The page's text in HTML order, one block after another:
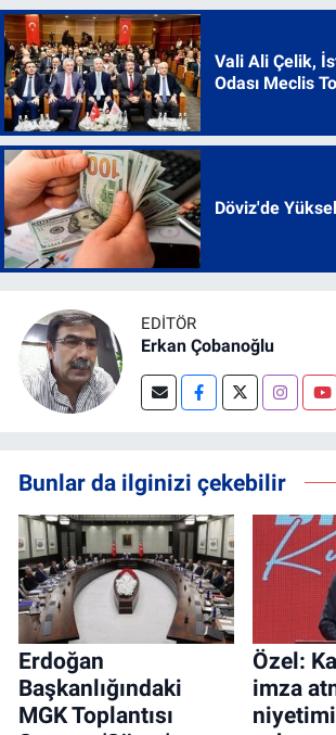
Vali Ali Çelik,
Odası Meclis
Döviz'de
EDITÖR
Erkan Çobanoğlu
Bunlar da ilginizi çekebilir
Erdoğan
Başkanlığındaki
MGK Toplantısı
Özel:
imza